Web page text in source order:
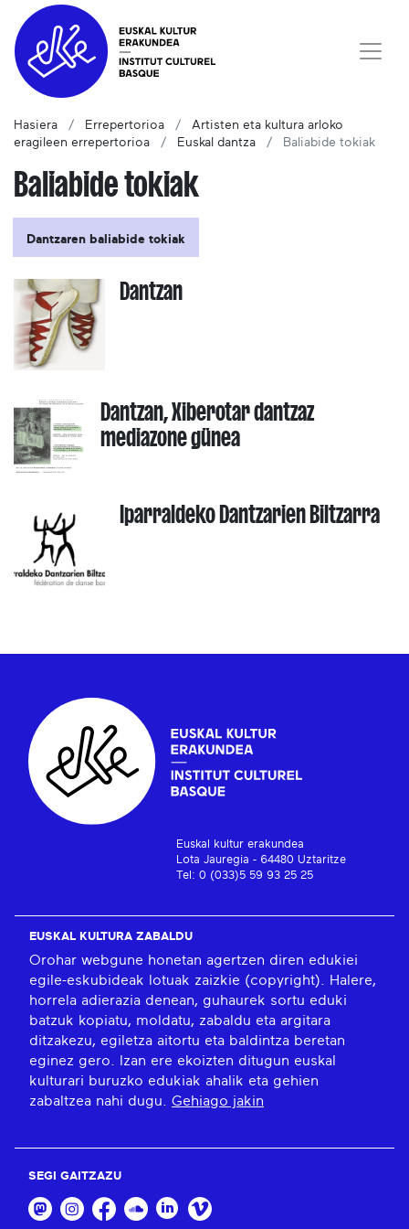
Hasiera Errepertorioa
Artisten eta kultura arloko
eragileen errepertorioa
Euskal dantza Baliabide tokiak
Baliabide tokiak
Dantzaren baliabide tokiak
Dantzan
Dantzan, Xiberotar dantzaz
mediazone günea
Iparraldeko Dantzarien Biltzarra
Euskal kultur erakundea
Lota Jauregia - 64480 Uztaritze
Tel: 0 (033)5 59 93 25 25
EUSKAL KULTURA ZABALDU
Orohar webgune honetan agertzen diren edukiei
egile-eskubideak lotuak zaizkie (copyright). Halere,
horrela adierazia denean, guhaurek sortu eduki
batzuk kopiatu, moldatu, zabaldu eta argitara
ditzakezu, egiletza aitortu eta baldintza beretan
eginez gero. Izan ere ekoizten ditugun euskal
kulturari buruzko edukiak ahalik eta gehien
zabaltzea nahi dugu. Gehiago jakin
SEGI GAITZAZU